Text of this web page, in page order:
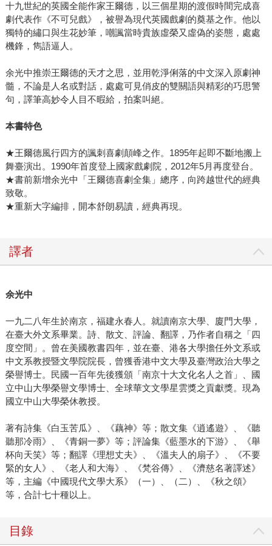
十九世紀的英國全能作家王爾德，以三個星期的渡假時間完成喜
劇代表作《不可兒戲》，被譽為現代英國戲劇的奠基之作。他以
獨特的繡口與生花妙筆，嘲諷當時貴族虛榮又虛偽的姿態，處處
機鋒，雋語逼人。
余光中推崇王爾德的天才之思，並用乾淨俐落的中文深入原劇神
髓，不論是人名或對話，處處可見俏皮的雙關語與精彩的巧思警
句，譯筆高妙令人目不暇給，拍案叫絕。
本書特色
★王爾德風行四方的諷刺喜劇顛峰之作。1895年起即不斷地搬上
舞臺演出。1990年首度登上國家戲劇院，2012年5月再度登台。
★書前新增余光中「王爾德喜劇全集」總序，向跨越世代的經典
致敬。
★重新大字編排，開本舒朗易讀，經典再現。
譯者
余光中
一九二八年生於南京，福建永春人。就讀南京大學、廈門大學，
在臺大外文系畢業。詩、散文、評論、翻譯，乃作者自稱之「四
度空間」。曾在美國教書四年，並在臺、港各大學擔任外文系或
中文系教授暨文學院院長，曾獲香港中文大學及臺灣政治大學之
榮譽博士。民國一百年先後獲頒「南京十大文化名人之首」、國
立中山大學榮譽文學博士、全球華文文學星雲獎之貢獻獎。現為
國立中山大學榮休教授。
著有詩集《白玉苦瓜》、《藕神》等；散文集《逍遙遊》、《聽
聽那冷雨》、《青銅一夢》等；評論集《藍墨水的下游》、《舉
杯向天笑》等；翻譯《理想丈夫》、《溫夫人的扇子》、《不要
緊的女人》、《老人和大海》、《梵谷傳》、《濟慈名著譯述》
等，主編《中國現代文學大系》（一）、（二）、《秋之頌》
等，合計七十種以上。
目錄